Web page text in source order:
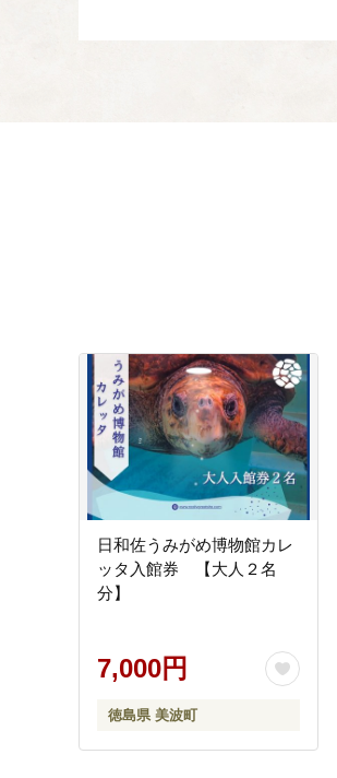
06
日和佐うみがめ博物館カレ
ッタ入館券 【大人２名
分】
7,000円
徳島県 美波町